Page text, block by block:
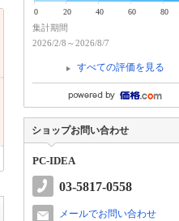
0 20 40 60 80
集計期間
2026/2/8～2026/8/7
すべての評価を見る
ショップお問い合わせ
PC-IDEA
03-5817-0558
メールでお問い合わせ